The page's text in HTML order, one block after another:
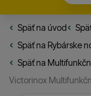
Späť na úvod
Späť na Rybárske
Späť na
Victorinox